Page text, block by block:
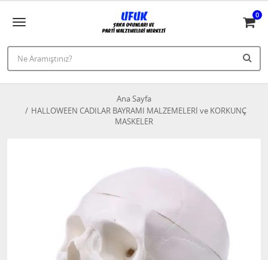
0
Ana Sayfa
HALLOWEEN CADILAR BAYRAMI MALZEMELERİ ve KORKUNÇ
MASKELER